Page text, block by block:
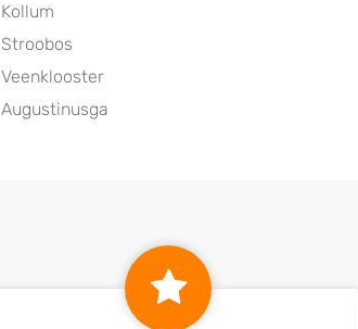
Kollum
Stroobos
Veenklooster
Augustinusga